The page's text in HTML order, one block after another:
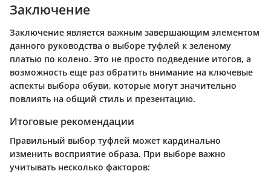
Заключение
Заключение является важным завершающим элементом
данного руководства о выборе туфлей к зеленому
платью по колено. Это не просто подведение итогов, а
возможность еще раз обратить внимание на ключевые
аспекты выбора обуви, которые могут значительно
повлиять на общий стиль и презентацию.
Итоговые рекомендации
Правильный выбор туфлей может кардинально
изменить восприятие образа. При выборе важно
учитывать несколько факторов: